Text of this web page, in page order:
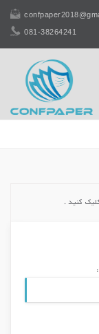
081-38264241
کنید .